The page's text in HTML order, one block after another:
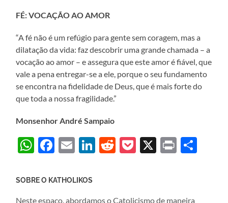
FÉ: VOCAÇÃO AO AMOR
“A fé não é um refúgio para gente sem coragem, mas a
dilatação da vida: faz descobrir uma grande chamada – a
vocação ao amor – e assegura que este amor é fiável, que
vale a pena entregar-se a ele, porque o seu fundamento
se encontra na fidelidade de Deus, que é mais forte do
que toda a nossa fragilidade.”
Monsenhor André Sampaio
WhatsApp
Facebook
EmailLinkedIn
Reddit
Pocket
X Print
SOBRE O KATHOLIKOS
Neste espaço, abordamos o Catolicismo de maneira